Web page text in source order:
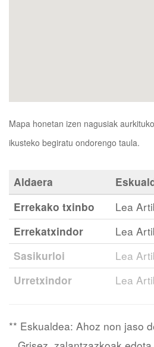
Mapa honetan izen nagusiak
ikusteko begiratu ondorengo taula.
Aldaera
Errekako txinbo
Lea
Errekatxindor
Lea
Sasikurloi
Lea
Urretxindor
Lea
** Eskualdea: Ahoz non jaso